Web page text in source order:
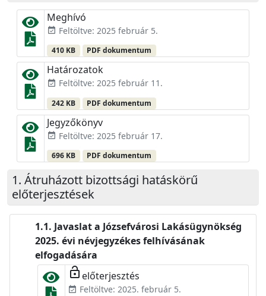
Meghívó
event_available Feltöltve: 2025 február 5.
410 KB PDF dokumentum
Határozatok
event_available Feltöltve: 2025 február 11.
242 KB PDF dokumentum
Jegyzőkönyv
event_available Feltöltve: 2025 február 17.
696 KB PDF dokumentum
Átruházott bizottsági hatáskörű
előterjesztések
Javaslat a Józsefvárosi Lakásügynökség
2025. évi névjegyzékes felhívásának
elfogadására
lock_open előterjesztés
event_available Feltöltve: 2025. február 5.